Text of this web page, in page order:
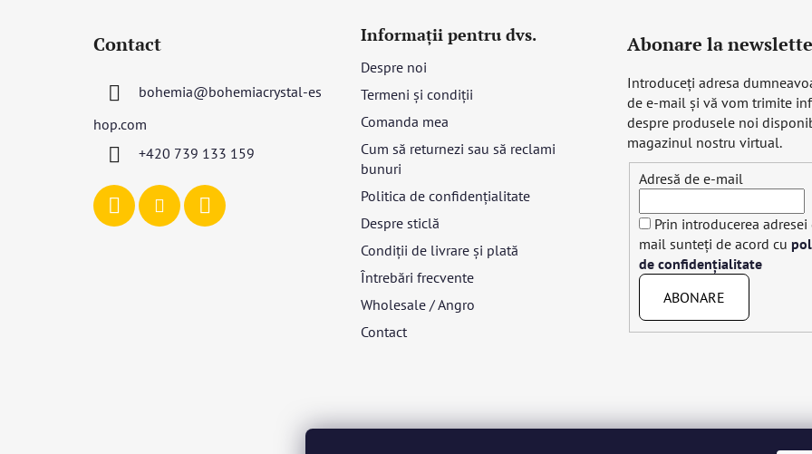
Contact
bohemia@bohemiacrystal-es
hop.com
+420 739 133 159
Informații pentru dvs.
Despre noi
Termeni și condiții
Comanda mea
Cum să returnezi sau să reclami
bunuri
Politica de confidențialitate
Despre sticlă
Condiții de livrare și plată
Întrebări frecvente
Wholesale / Angro
Contact
Abonare la
Introduceţi adresa
de e-mail şi vă vom trimite
despre produsele noi
magazinul nostru virtual.
Adresă de e-mail
Prin introducerea adresei
mail sunteți de acord cu
de confidențialitate
ABONARE